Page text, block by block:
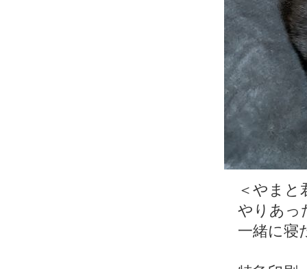
＜やまと
やりあっ
一緒に寝